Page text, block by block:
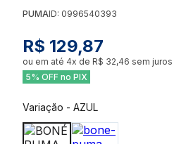
PUMAID: 0996540393
R$ 129,87
ou em até 4x de R$ 32,46 sem juros
5% OFF no PIX
Variação - AZUL